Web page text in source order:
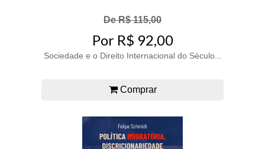
De R$ 115,00
Por R$ 92,00
Sociedade e o Direito Internacional do Século...
Comprar